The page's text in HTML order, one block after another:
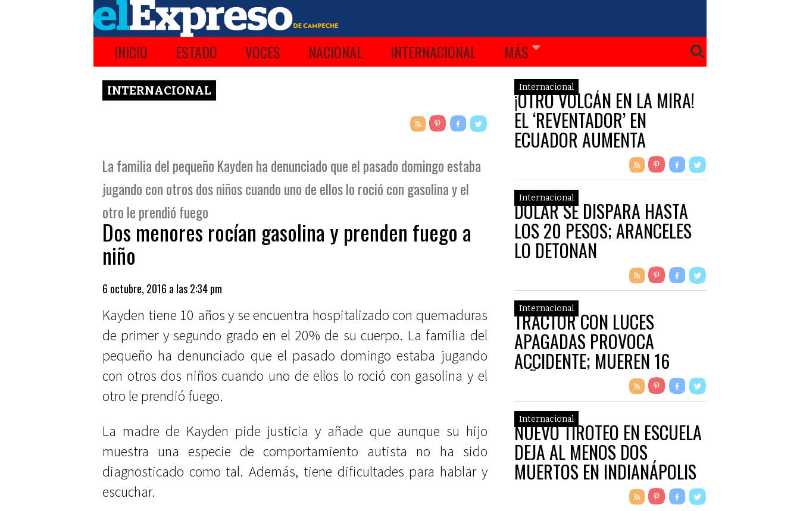
INICIO ESTADO VOCES NACIONAL INTERNACIONAL MÁS
INTERNACIONAL
La familia del pequeño Kayden ha denunciado que el pasado domingo estaba
jugando con otros dos niños cuando uno de ellos lo roció con gasolina y el
otro le prendió fuego
Dos menores rocían gasolina y prenden fuego a
niño
6 octubre, 2016 a las 2:34 pm
Kayden tiene 10 años y se encuentra hospitalizado con quemaduras
de primer y segundo grado en el 20% de su cuerpo. La familia del
pequeño ha denunciado que el pasado domingo estaba jugando
con otros dos niños cuando uno de ellos lo roció con gasolina y el
otro le prendió fuego.
La madre de Kayden pide justicia y añade que aunque su hijo
muestra una especie de comportamiento autista no ha sido
diagnosticado como tal. Además, tiene dificultades para hablar y
escuchar.
Internacional
¡OTRO VOLCÁN EN LA MIRA!
EL ‘REVENTADOR’ EN
ECUADOR AUMENTA
ACTIVIDAD ERUPTIVA
Internacional
DÓLAR SE DISPARA HASTA
LOS 20 PESOS; ARANCELES
LO DETONAN
Internacional
TRACTOR CON LUCES
APAGADAS PROVOCA
ACCIDENTE; MUEREN 16
Internacional
NUEVO TIROTEO EN ESCUELA
DEJA AL MENOS DOS
MUERTOS EN INDIANÁPOLIS